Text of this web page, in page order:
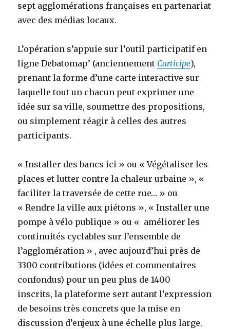
sept agglomérations françaises en partenariat
avec des médias locaux.
L’opération s’appuie sur l’outil participatif en
ligne Debatomap’ (anciennement Carticipe),
prenant la forme d’une carte interactive sur
laquelle tout un chacun peut exprimer une
idée sur sa ville, soumettre des propositions,
ou simplement réagir à celles des autres
participants.
« Installer des bancs ici » ou « Végétaliser les
places et lutter contre la chaleur urbaine », «
faciliter la traversée de cette rue… » ou
« Rendre la ville aux piétons », « Installer une
pompe à vélo publique » ou « améliorer les
continuités cyclables sur l’ensemble de
l’agglomération » , avec aujourd’hui près de
3300 contributions (idées et commentaires
confondus) pour un peu plus de 1400
inscrits, la plateforme sert autant l’expression
de besoins très concrets que la mise en
discussion d’enjeux à une échelle plus large.